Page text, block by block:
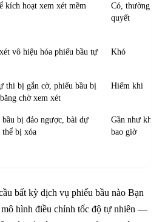
kích hoạt xem xét mềm
Có, thường tự
quyết
vô hiệu hóa phiếu bầu tự
Khó
thi bị gắn cờ, phiếu bầu bị
chờ xem xét
Hiếm khi
bầu bị đảo ngược, bài dự
thể bị xóa
Gần như không
bao giờ
bất kỳ dịch vụ phiếu bầu nào Bạn
mô hình điều chỉnh tốc độ tự nhiên —